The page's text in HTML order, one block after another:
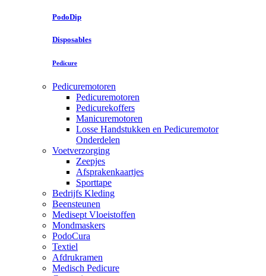
PodoDip
Disposables
Pedicure
Pedicuremotoren
Pedicuremotoren
Pedicurekoffers
Manicuremotoren
Losse Handstukken en Pedicuremotor
Onderdelen
Voetverzorging
Zeepjes
Afsprakenkaartjes
Sporttape
Bedrijfs Kleding
Beensteunen
Medisept Vloeistoffen
Mondmaskers
PodoCura
Textiel
Afdrukramen
Medisch Pedicure